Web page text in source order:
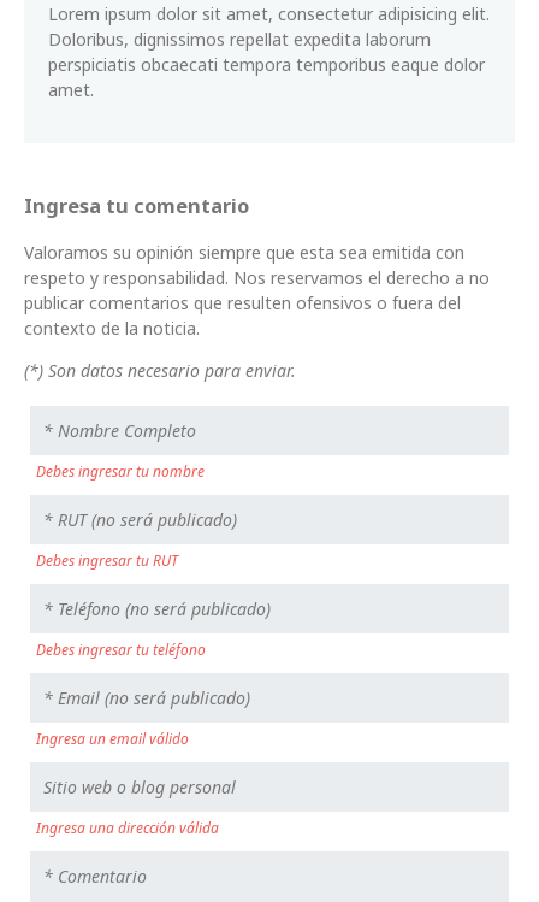
Lorem ipsum dolor sit amet, consectetur adipisicing elit.
Doloribus, dignissimos repellat expedita laborum
perspiciatis obcaecati tempora temporibus eaque dolor
amet.
Ingresa tu comentario
Valoramos su opinión siempre que esta sea emitida con
respeto y responsabilidad. Nos reservamos el derecho a no
publicar comentarios que resulten ofensivos o fuera del
contexto de la noticia.
(*) Son datos necesario para enviar.
Debes ingresar tu nombre
Debes ingresar tu RUT
Debes ingresar tu teléfono
Ingresa un email válido
Ingresa una dirección válida